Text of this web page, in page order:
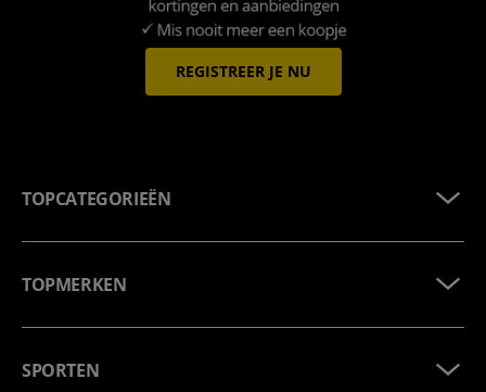
REGISTREER JE NU
TOPCATEGORIEËN
TOPMERKEN
SPORTEN